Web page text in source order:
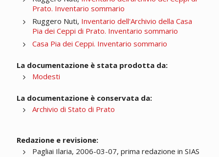
Prato. Inventario sommario
Ruggero Nuti, Inventario dell'Archivio della Casa
Pia dei Ceppi di Prato. Inventario sommario
Casa Pia dei Ceppi. Inventario sommario
La documentazione è stata prodotta da:
Modesti
La documentazione è conservata da:
Archivio di Stato di Prato
Redazione e revisione:
Pagliai Ilaria, 2006-03-07, prima redazione in SIAS